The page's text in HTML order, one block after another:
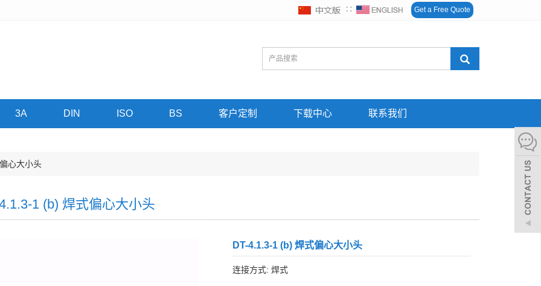
∷ Get a Free Quote
3A DIN ISO BS 客户定制 下载中心 联系我们
心大小头
1 (b) 焊式偏心大小头
DT-4.1.3-1 (b) 焊式偏心大小头
连接方式: 焊式